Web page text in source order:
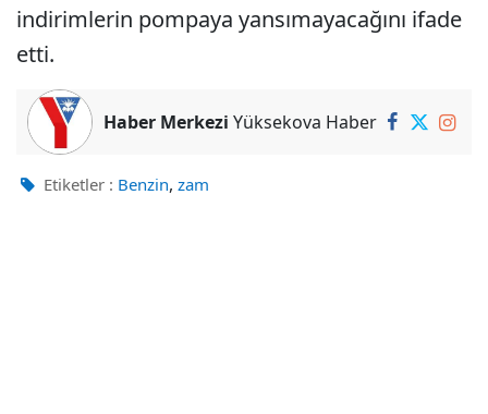
indirimlerin pompaya yansımayacağını ifade
etti.
Haber Merkezi Yüksekova Haber
Etiketler : Benzin, zam